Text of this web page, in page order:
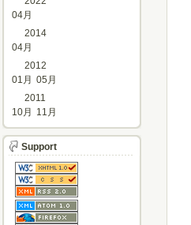
04月
2014
04月
2012
01月 05月
2011
10月
11月
Support